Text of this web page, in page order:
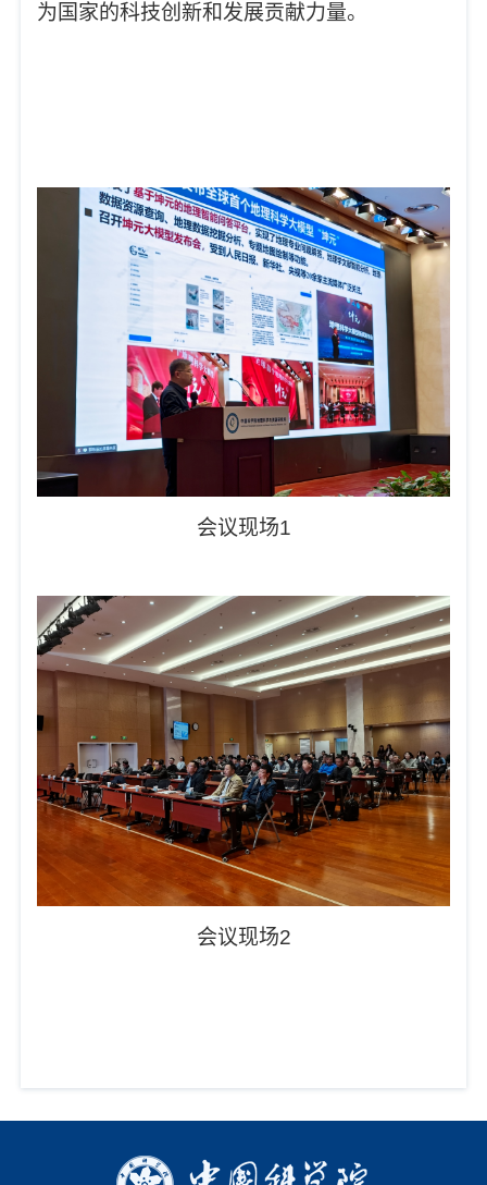
为国家的科技创新和发展贡献力量。
会议现场1
会议现场2